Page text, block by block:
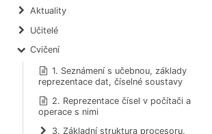
Aktuality
Učitelé
Cvičení
1. Seznámení s učebnou, základy
reprezentace dat, číselné soustavy
2. Reprezentace čísel v počítači a
operace s nimi
3. Základní struktura procesoru,